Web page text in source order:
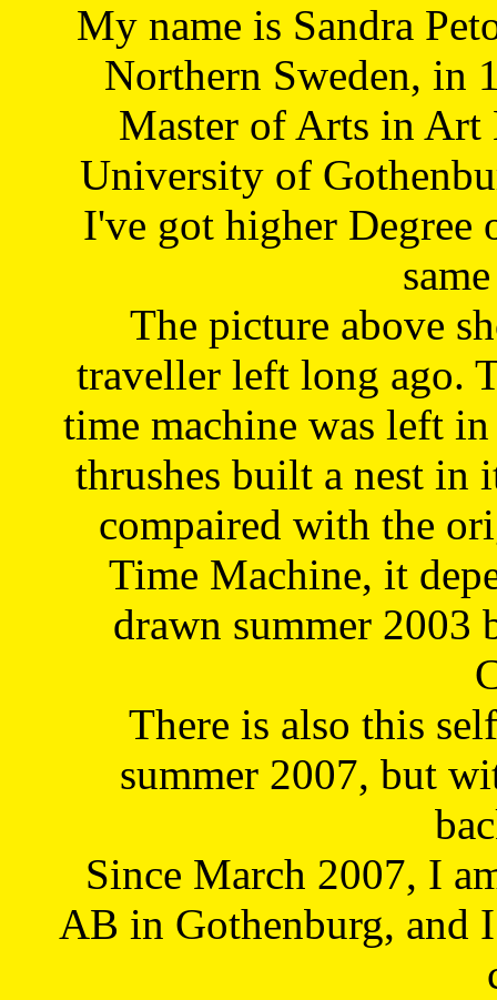
My name is Sandra
Northern Sweden, in
Master of Arts in Art
University of
I've got higher Degree
The picture above
traveller left long ago.
time machine was left
thrushes built a nest in
compaired with the
Time Machine, it
drawn summer 2003
There is also this
summer 2007, but
Since March 2007, I
AB in Gothenburg, and